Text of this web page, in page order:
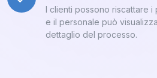
I clienti possono riscattare
e il personale può
dettaglio del processo.